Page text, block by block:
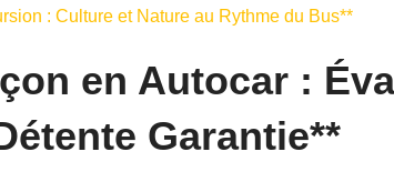
: Culture et Nature au Rythme du Bus**
en Autocar :
Garantie**